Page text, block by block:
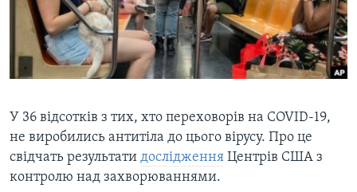
СУСПІЛЬСТВО
ЕКОНОМІКА
ІСТОРІЇ УСПІХУ УКРАЇНЦІВ
ТЕЛЕПРОГРАМИ
ЧАС-TIME
СТУДІЯ ВАШИНГТОН
ВІКНО В АМЕРИКУ
ПРАЙМ-ТАЙМ
ENGLISH
МИ В СОЦМЕРЕЖАХ
У 36 відсотків з тих, хто переховорів на COVID-19,
не виробились антитіла до цього вірусу. Про це
свідчать результати дослідження Центрів США з
контролю над захворюваннями.